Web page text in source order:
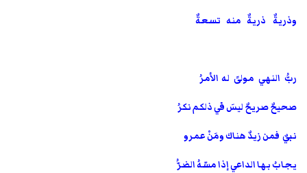
وذريةٌ ذريةٌ منه تسعةٌ
ربُّ النهي مولىً له الأمرُ
صحيحٌ صريحٌ ليسَ في ذلكم نكرُ
نبيٌ فمن زيدٌ هناك ومَنْ عمرو
يجابُ بها الداعي إذا مسّهُ الضرُّ